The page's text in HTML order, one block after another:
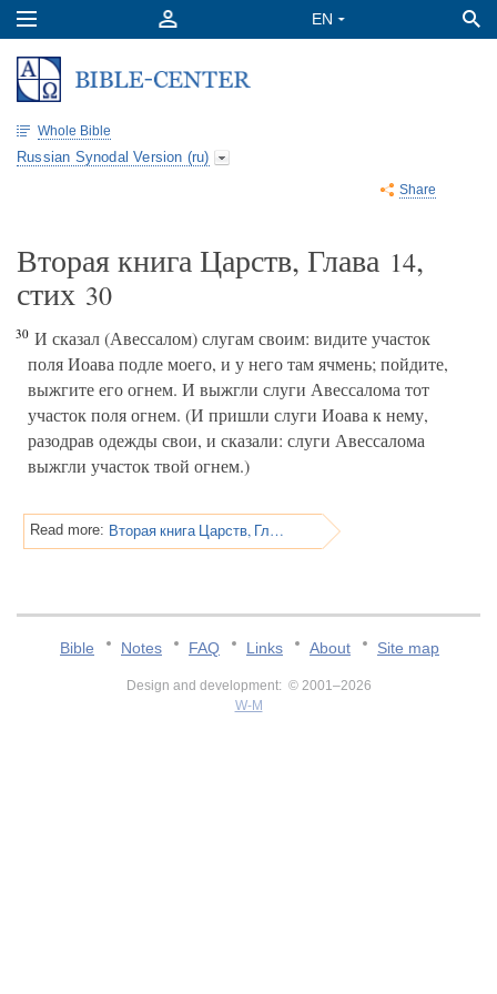
Whole Bible
Russian Synodal Version (ru)
Share
Вторая книга Царств, Глава 14,
стих 30
30 И сказал (Авессалом) слугам своим: видите участок
поля Иоава подле моего, и у него там ячмень; пойдите,
выжгите его огнем. И выжгли слуги Авессалома тот
участок поля огнем. (И пришли слуги Иоава к нему,
разодрав одежды свои, и сказали: слуги Авессалома
выжгли участок твой огнем.)
Read more: Вторая книга Царств, Глава 14
Bible Notes FAQ Links About Site map
Design and development: © 2001–2026
W-M